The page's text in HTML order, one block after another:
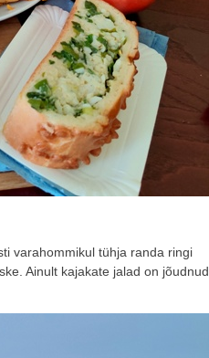
varahommikul tühja randa ringi
Ainult kajakate jalad on jõudnud